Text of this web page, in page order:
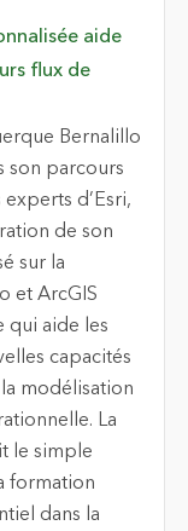
aide
flux de
Bernalillo
son parcours
d’Esri,
de son
sur la
et ArcGIS
qui aide les
capacités
modélisation
La
le simple
formation
dans la